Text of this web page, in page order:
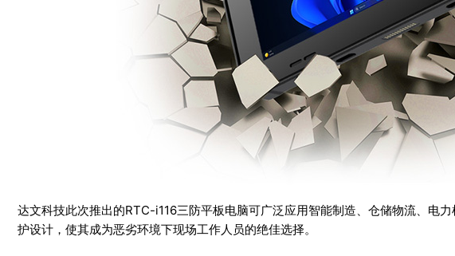
达文科技此次推出的RTC-i116三防平板电脑可广泛应用智能制造、仓储物流、电
护设计，使其成为恶劣环境下现场工作人员的绝佳选择。